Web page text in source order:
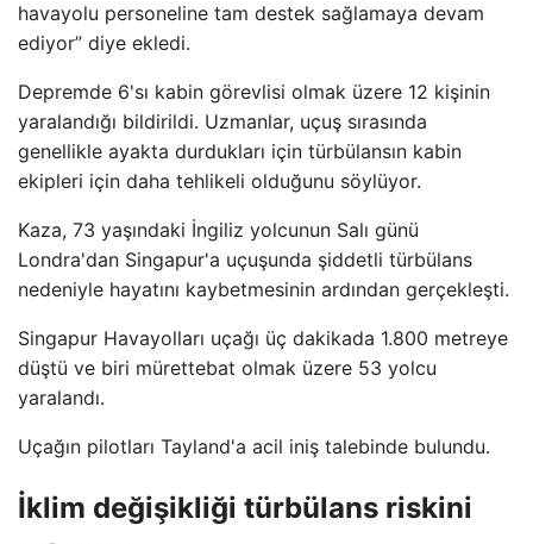
havayolu personeline tam destek sağlamaya devam
ediyor” diye ekledi.
Depremde 6'sı kabin görevlisi olmak üzere 12 kişinin
yaralandığı bildirildi. Uzmanlar, uçuş sırasında
genellikle ayakta durdukları için türbülansın kabin
ekipleri için daha tehlikeli olduğunu söylüyor.
Kaza, 73 yaşındaki İngiliz yolcunun Salı günü
Londra'dan Singapur'a uçuşunda şiddetli türbülans
nedeniyle hayatını kaybetmesinin ardından gerçekleşti.
Singapur Havayolları uçağı üç dakikada 1.800 metreye
düştü ve biri mürettebat olmak üzere 53 yolcu
yaralandı.
Uçağın pilotları Tayland'a acil iniş talebinde bulundu.
İklim değişikliği türbülans riskini